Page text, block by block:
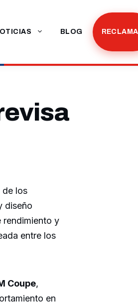
BLOG
de los
diseño
rendimiento y
entre los
Coupe,
en